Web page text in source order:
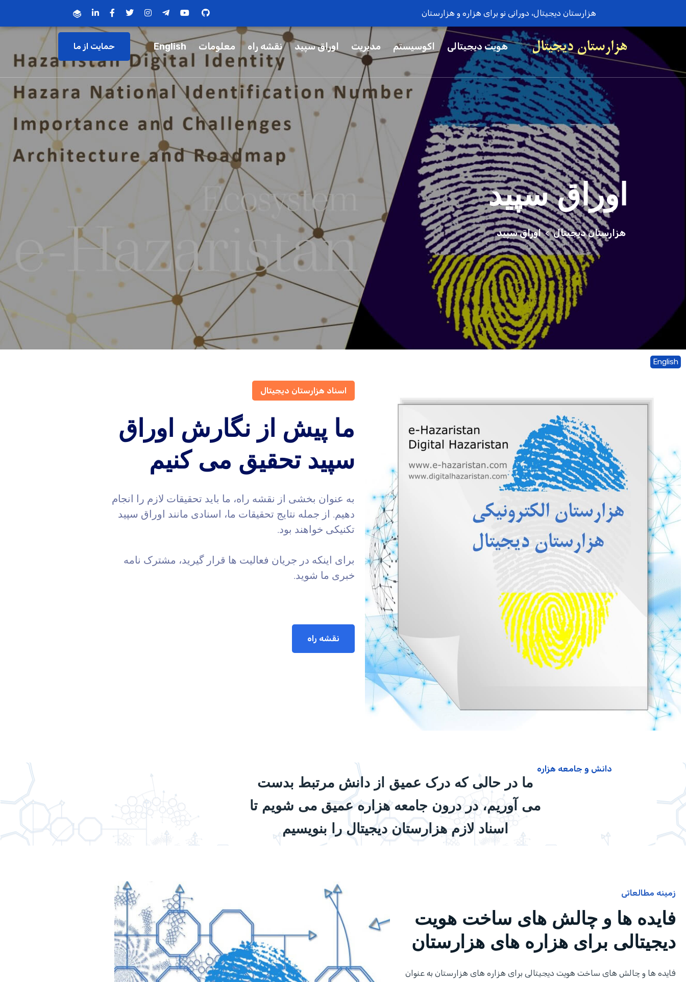
هزارستان دیجیتال، دورانی نو برای هزاره و هزارستان
هویت دیجیتالی اکوسیستم مدیریت اوراق سپید نقشه راه معلومات English حمایت از ما
اوراق سپید
هزارستان دیجیتال > اوراق سپید
English
اسناد هزارستان دیجیتال
ما پیش از نگارش اوراق
سپید تحقیق می کنیم
به عنوان بخشی از نقشه راه، ما باید تحقیقات لازم را انجام
دهیم. از جمله نتایج تحقیقات ما، اسنادی مانند اوراق سپید
تکنیکی خواهند بود.
برای اینکه در جریان فعالیت ها قرار گیرید، مشترک نامه
خبری ما شوید.
نقشه راه
دانش و جامعه هزاره
ما در حالی که درک عمیق از دانش مرتبط بدست
می آوریم، در درون جامعه هزاره عمیق می شویم تا
اسناد لازم هزارستان دیجیتال را بنویسیم
زمینه مطالعاتی
فایده ها و چالش های ساخت هویت
دیجیتالی برای هزاره های هزارستان
فایده ها و چالش های ساخت هویت دیجیتالی برای هزاره های هزارستان به عنوان